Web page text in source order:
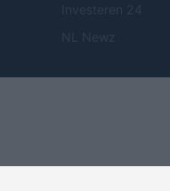
Investeren 24
NL Newz